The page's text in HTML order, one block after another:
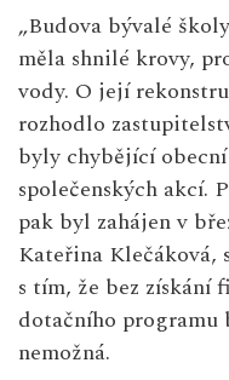
„Budova bývalé
měla shnilé krovy,
vody. O její
rozhodlo
byly chybějící
společenských akcí.
pak byl zahájen v
Kateřina Klečáková,
s tím, že bez získání
dotačního programu
nemožná.